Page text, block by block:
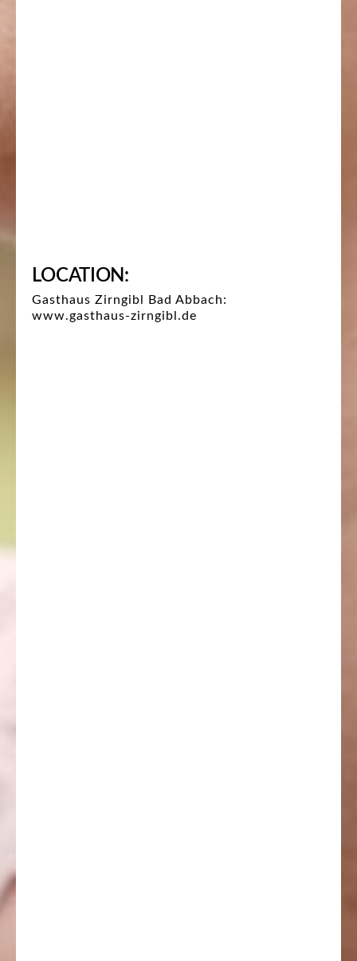
LOCATION:
Gasthaus Zirngibl Bad Abbach:
www.gasthaus-zirngibl.de